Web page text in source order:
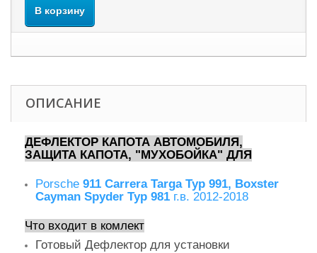
В корзину
ОПИСАНИЕ
ДЕФЛЕКТОР КАПОТА АВТОМОБИЛЯ,
ЗАЩИТА КАПОТА, "МУХОБОЙКА" ДЛЯ
Porsche 911 Carrera Targa Typ 991, Boxster
Cayman Spyder Typ 981 г.в. 2012-2018
Что входит в комлект
Готовый Дефлектор для установки